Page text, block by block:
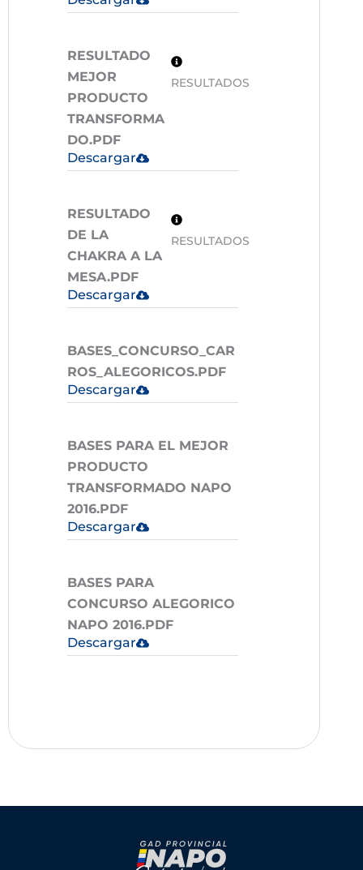
RESULTADO
MEJOR
PRODUCTO
TRANSFORMA
DO.PDF
RESULTADOS
Descargar
RESULTADO
DE LA
CHAKRA A LA
MESA.PDF
RESULTADOS
Descargar
BASES_CONCURSO_CAR
ROS_ALEGORICOS.PDF
Descargar
BASES PARA EL MEJOR
PRODUCTO
TRANSFORMADO NAPO
2016.PDF
Descargar
BASES PARA
CONCURSO ALEGORICO
NAPO 2016.PDF
Descargar